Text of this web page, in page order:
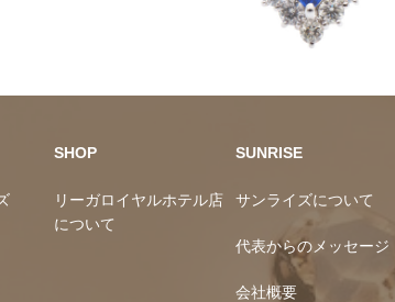
ラグジュアリー
SHOP
リーガロイヤルホテル店
について
SUNRISE
サンライズについて
代表からのメッセージ
会社概要